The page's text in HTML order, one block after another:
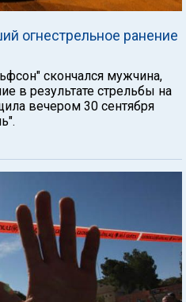
огнестрельное ранение
скончался мужчина,
в результате стрельбы на
вечером 30 сентября